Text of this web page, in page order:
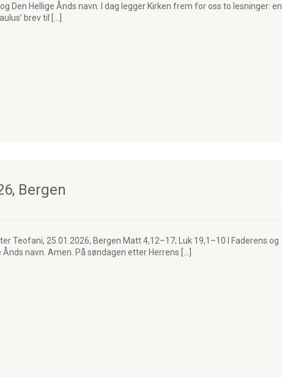
Den Hellige Ånds navn. I dag legger Kirken frem for oss to lesninger: en
brev til […]
Bergen
Teofani, 25.01.2026, Bergen Matt 4,12–17; Luk 19,1–10 I Faderens og
Ånds navn. Amen. På søndagen etter Herrens […]